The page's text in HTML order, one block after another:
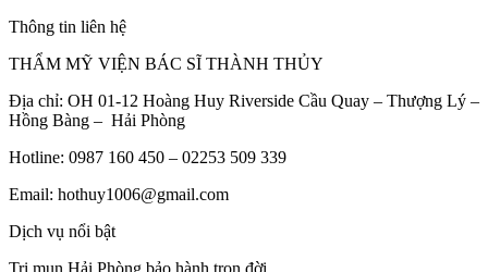
Thông tin liên hệ
THẨM MỸ VIỆN BÁC SĨ THÀNH THỦY
Địa chỉ: OH 01-12 Hoàng Huy Riverside Cầu Quay – Thượng Lý –
Hồng Bàng – Hải Phòng
Hotline: 0987 160 450 – 02253 509 339
Email: hothuy1006@gmail.com
Dịch vụ nổi bật
Trị mụn Hải Phòng bảo hành trọn đời